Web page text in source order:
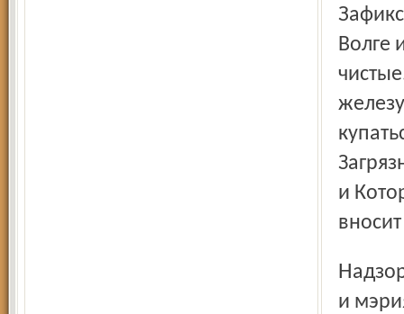
Зафиксировано некоторое улучшение качества воды в
Волге
и
Надзор за качеством питьевой воды осуществляет СЭС, но
и